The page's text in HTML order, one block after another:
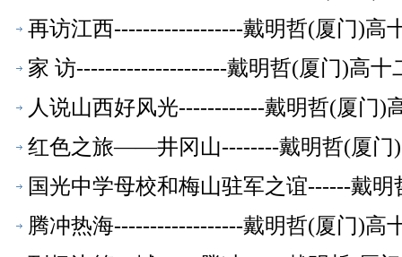
再访江西------------------戴明哲(厦门)高
家 访---------------------戴明哲(厦门)高
人说山西好风光------------戴明哲(厦门)
红色之旅——井冈山--------戴明哲(厦门
国光中学母校和梅山驻军之谊------戴
腾冲热海------------------戴明哲(厦门)高